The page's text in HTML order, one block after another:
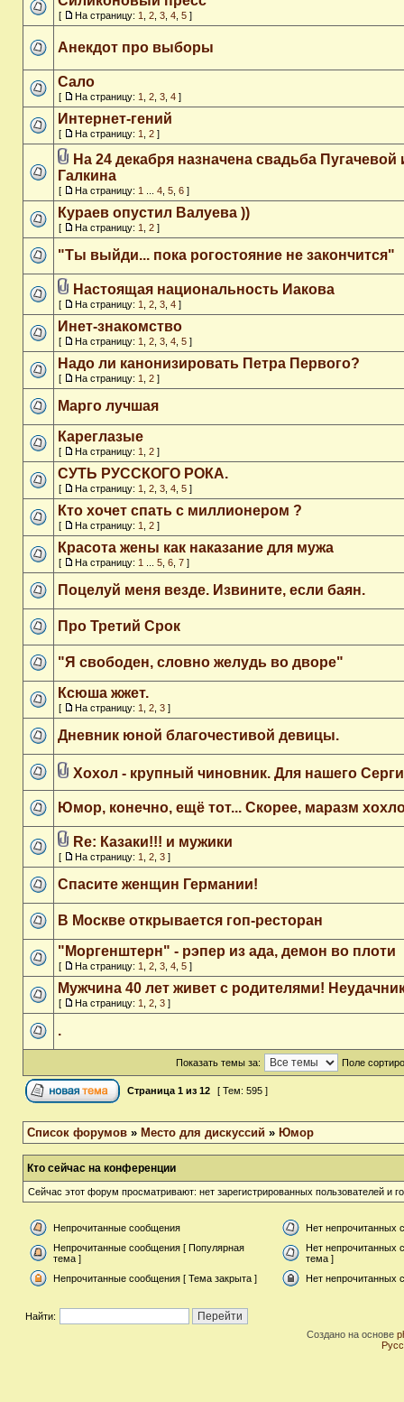
[ На страницу: 1 2 3 4 5 ]
Анекдот про выборы
Сало
[ На страницу: 1 2 3 4 ]
Интернет-гений
[ На страницу: 1 2 ]
На 24 декабря назначена свадьба Пугачевой
Галкина
[ На страницу: 1 4 5 6 ]
Кураев опустил Валуева ))
[ На страницу: 1 2 ]
"Ты выйди... пока рогостояние не закончится"
Настоящая национальность Иакова
[ На страницу: 1 2 3 4 ]
Инет-знакомство
[ На страницу: 1 2 3 4 5 ]
Надо ли канонизировать Петра Первого?
[ На страницу: 1 2 ]
Марго лучшая
Кареглазые
[ На страницу: 1 2 ]
СУТЬ РУССКОГО РОКА.
[ На страницу: 1 2 3 4 5 ]
Кто хочет спать с миллионером ?
[ На страницу: 1 2 ]
Красота жены как наказание для мужа
[ На страницу: 1 5 6 7 ]
Поцелуй меня везде. Извините, если баян.
Про Третий Срок
"Я свободен, словно желудь во дворе"
Ксюша жжет.
[ На страницу: 1 2 3 ]
Дневник юной благочестивой девицы.
Хохол - крупный чиновник. Для нашего
Юмор, конечно, ещё тот... Скорее, маразм
Re: Казаки!!! и мужики
[ На страницу: 1 2 3 ]
Спасите женщин Германии!
В Москве открывается гоп-ресторан
"Моргенштерн" - рэпер из ада, демон во плоти
[ На страницу: 1 2 3 4 5 ]
Мужчина 40 лет живет с родителями!
[ На страницу: 1 2 3 ]
.
Показать темы за: Поле
Страница 1 из 12 [ Тем: 595 ]
Список форумов » Место для дискуссий » Юмор
Кто сейчас на конференции
Сейчас этот форум просматривают: нет зарегистрированных пользователей и
Непрочитанные сообщения
Нет непрочитанных
Непрочитанные сообщения [ Популярная
тема ]
Нет непрочитанных
тема ]
Непрочитанные сообщения [ Тема закрыта ]
Нет непрочитанных
Найти:
Создано на основе